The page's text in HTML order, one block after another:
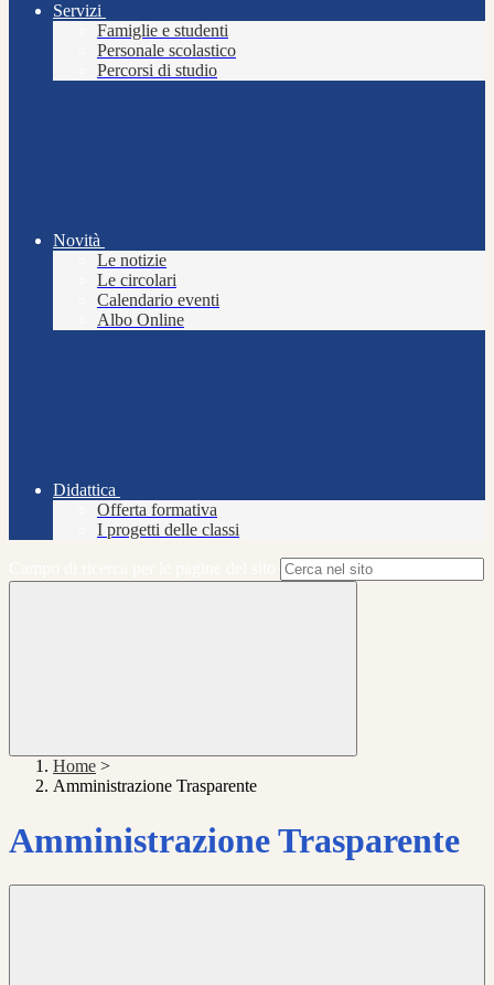
Servizi
Famiglie e studenti
Personale scolastico
Percorsi di studio
Novità
Le notizie
Le circolari
Calendario eventi
Albo Online
Didattica
Offerta formativa
I progetti delle classi
Home >
Amministrazione Trasparente
Amministrazione Trasparente